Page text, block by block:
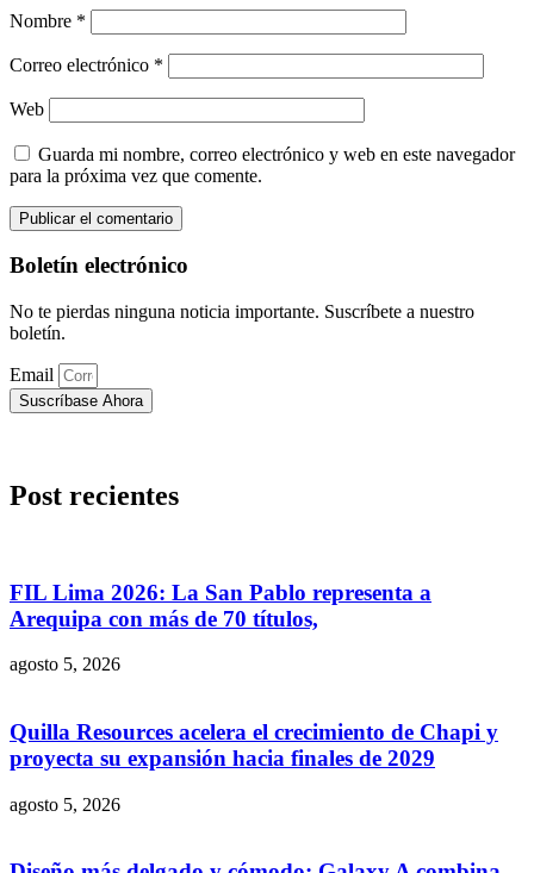
Nombre *
Correo electrónico *
Web
Guarda mi nombre, correo electrónico y web en este navegador
para la próxima vez que comente.
Boletín electrónico
No te pierdas ninguna noticia importante. Suscríbete a nuestro
boletín.
Email
Suscríbase Ahora
Post recientes
FIL Lima 2026: La San Pablo representa a
Arequipa con más de 70 títulos,
agosto 5, 2026
Quilla Resources acelera el crecimiento de Chapi y
proyecta su expansión hacia finales de 2029
agosto 5, 2026